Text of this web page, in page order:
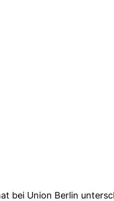
bei Union Berlin